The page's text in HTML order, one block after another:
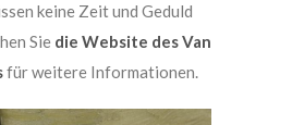
keine Zeit und Geduld
Sie die Website des Van
für weitere Informationen.